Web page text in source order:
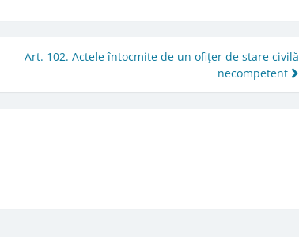
Art. 102. Actele întocmite de un ofiţer de stare civilă
necompetent